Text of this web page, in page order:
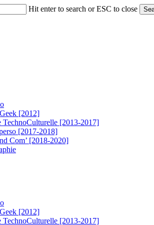
Hit enter to search or ESC to close
[2012]
TechnoCulturelle [2013-2017]
[2017-2018]
Com’ [2018-2020]
[2012]
TechnoCulturelle [2013-2017]